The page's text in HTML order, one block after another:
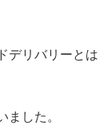
デリバリーとは
ました。